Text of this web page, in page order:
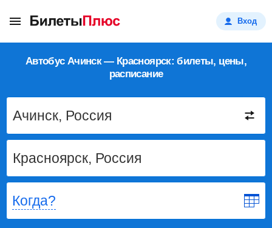
Вход
Автобус Ачинск — Красноярск: билеты, цены,
расписание
Когда?